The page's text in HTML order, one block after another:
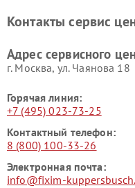
Kuppersbusch
Ремонт сушильных
Контакты сервис
Адрес сервисного
г. Москва, ул. Чаянова 18
Горячая линия:
+7 (495) 023-73-25
Контактный телефон:
8 (800) 100-33-26
Электронная почта:
info@fixim-